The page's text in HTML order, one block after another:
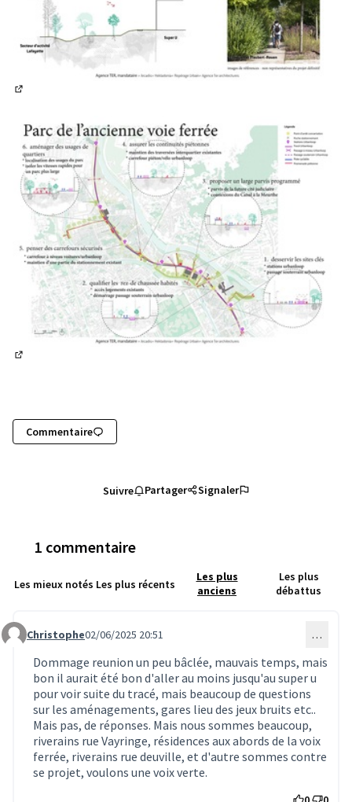
Commentaire
Suivre Partager Signaler
1 commentaire
Les mieux notés Les plus récents
Les plus
anciens
Les plus
débattus
Commentaire 2991
Christophe02/06/2025 20:51 …
Dommage reunion un peu bâclée, mauvais temps, mais
bon il aurait été bon d'aller au moins jusqu'au super u
pour voir suite du tracé, mais beaucoup de questions
sur les aménagements, gares lieu des jeux bruits etc..
Mais pas, de réponses. Mais nous sommes beaucoup,
riverains rue Vayringe, résidences aux abords de la voix
ferrée, riverains rue deuville, et d'autre sommes contre
se projet, voulons une voix verte.